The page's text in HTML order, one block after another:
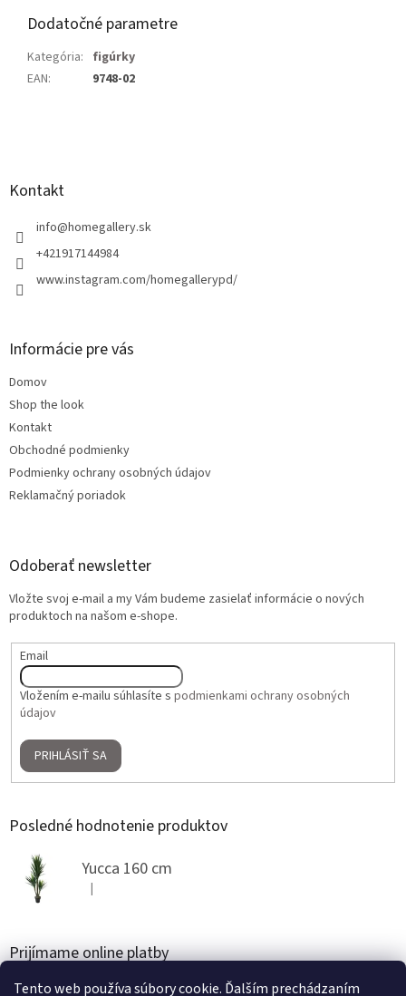
Tento web používa súbory cookie. Ďalším prechádzaním
Dodatočné parametre
Kategória: figúrky
EAN: 9748-02
Kontakt
info@homegallery.sk
+421917144984
www.instagram.com/homegallerypd/
Informácie pre vás
Domov
Shop the look
Kontakt
Obchodné podmienky
Podmienky ochrany osobných údajov
Reklamačný poriadok
Odoberať newsletter
Vložte svoj e-mail a my Vám budeme zasielať informácie o nových
produktoch na našom e-shope.
Email
Vložením e-mailu súhlasíte s podmienkami ochrany osobných
údajov
PRIHLÁSIŤ SA
Posledné hodnotenie produktov
Yucca 160 cm
Hodnotenie produktu je 5 z 5 hviezdičiek.
|
Prijímame online platby